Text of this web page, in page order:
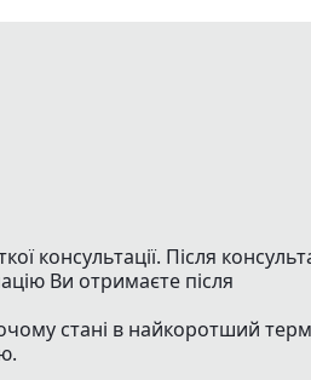
Після
Ви отримаєте після
стані в найкоротший